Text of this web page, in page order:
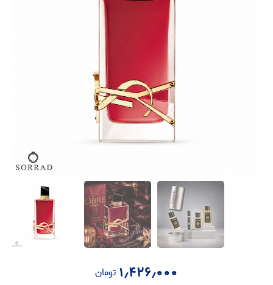
۱٫۴۲۶٫۰۰۰ تومان